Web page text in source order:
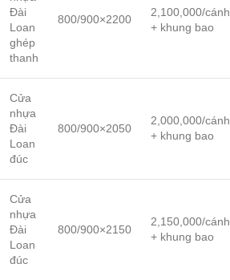
Đài
Loan
ghép
thanh
800/900×2200
2,100,000/cánh
+ khung bao
Cửa
nhựa
Đài
Loan
đúc
800/900×2050
2,000,000/cánh
+ khung bao
Cửa
nhựa
Đài
Loan
đúc
800/900×2150
2,150,000/cánh
+ khung bao